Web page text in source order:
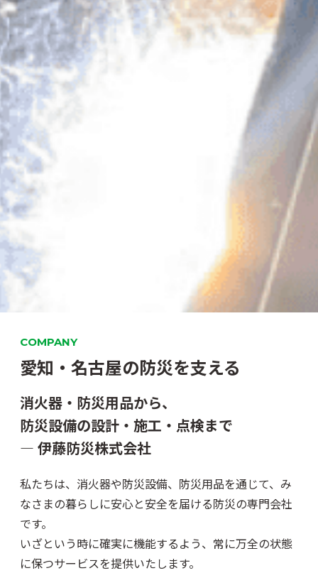
COMPANY
愛知・名古屋の防災を支える
消火器・防災用品から、
防災設備の設計・施工・点検まで
― 伊藤防災株式会社
私たちは、消火器や防災設備、防災用品を通じて、み
なさまの暮らしに安心と安全を届ける防災の専門会社
です。
いざという時に確実に機能するよう、常に万全の状態
に保つサービスを提供いたします。